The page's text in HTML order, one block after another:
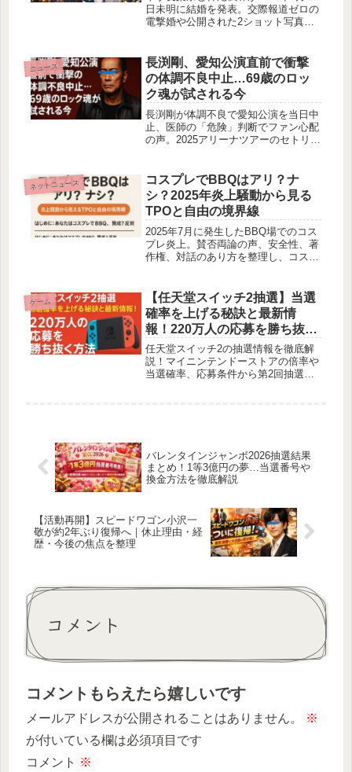
日未明に結婚を発表。交際報道ゼロの
電撃婚や公開された2ショット写真、
ニュース
長渕剛、愛知公演直前で衝撃
の体調不良中止…69歳のロッ
ク魂が試される今
長渕剛が体調不良で愛知公演を当日中
止、医師の「危険」判断でファン心配
の声。2025アリーナツアーのセトリや
瞬間。
ネットニュース
コスプレでBBQはアリ？ナ
シ？2025年炎上騒動から見る
TPOと自由の境界線
2025年7月に発生したBBQ場でのコス
プレ炎上。賛否両論の声、安全性、著
作権、対話のあり方を整理し、コスプ
ゲーム
【任天堂スイッチ2抽選】当選
確率を上げる秘訣と最新情
報！220万人の応募を勝ち抜く
方法
任天堂スイッチ2の抽選情報を徹底解
説！マイニンテンドーストアの倍率や
当選確率、応募条件から第2回抽選の
バレンタインジャンボ2026抽選結果
まとめ！1等3億円の夢…当選番号や
換金方法を徹底解説
【活動再開】スピードワゴン小沢一
敬が約2年ぶり復帰へ｜休止理由・経
歴・今後の焦点を整理
コメント
コメントもらえたら嬉しいです
メールアドレスが公開されることはありません。
※
が付いている欄は必須項目です
コメント ※